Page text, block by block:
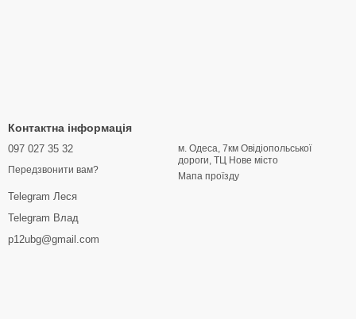
Контактна інформація
097 027 35 32
Передзвонити вам?
Telegram Леся
Telegram Влад
p12ubg@gmail.com
м. Одеса, 7км Овідіопольської
дороги, ТЦ Нове місто
Мапа проїзду